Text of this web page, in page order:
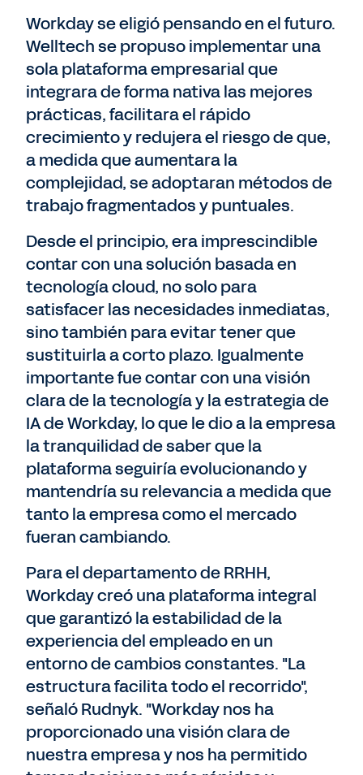
Workday se eligió pensando en el futuro.
Welltech se propuso implementar una
sola plataforma empresarial que
integrara de forma nativa las mejores
prácticas, facilitara el rápido
crecimiento y redujera el riesgo de que,
a medida que aumentara la
complejidad, se adoptaran métodos de
trabajo fragmentados y puntuales.
Desde el principio, era imprescindible
contar con una solución basada en
tecnología cloud, no solo para
satisfacer las necesidades inmediatas,
sino también para evitar tener que
sustituirla a corto plazo. Igualmente
importante fue contar con una visión
clara de la tecnología y la estrategia de
IA de Workday, lo que le dio a la empresa
la tranquilidad de saber que la
plataforma seguiría evolucionando y
mantendría su relevancia a medida que
tanto la empresa como el mercado
fueran cambiando.
Para el departamento de RRHH,
Workday creó una plataforma integral
que garantizó la estabilidad de la
experiencia del empleado en un
entorno de cambios constantes. "La
estructura facilita todo el recorrido",
señaló Rudnyk. "Workday nos ha
proporcionado una visión clara de
nuestra empresa y nos ha permitido